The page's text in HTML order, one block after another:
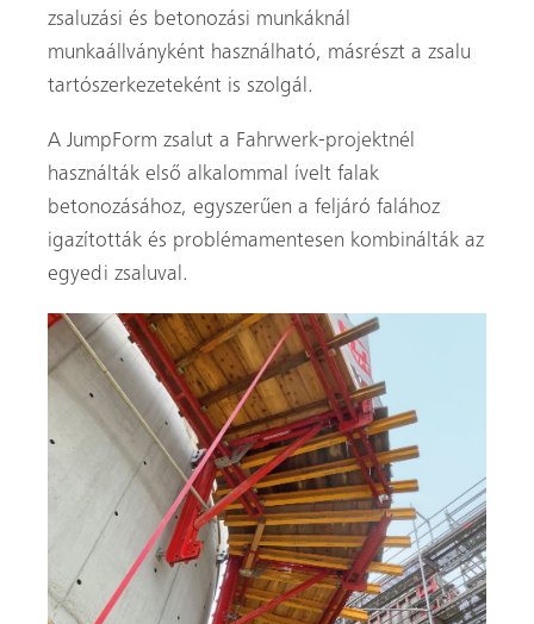
zsaluzási és betonozási munkáknál
munkaállványként használható, másrészt a zsalu
tartószerkezeteként is szolgál.
A JumpForm zsalut a Fahrwerk-projektnél
használták első alkalommal ívelt falak
betonozásához, egyszerűen a feljáró falához
igazították és problémamentesen kombinálták az
egyedi zsaluval.